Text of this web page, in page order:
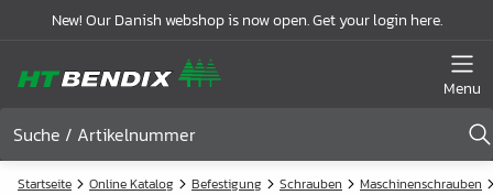
New! Our Danish webshop is now open. Get your login here.
Menu
Startseite Online Katalog Befestigung Schrauben Maschinenschrauben